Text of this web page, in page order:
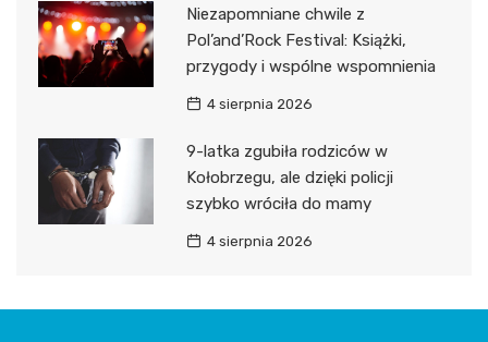
Niezapomniane chwile z
Pol’and’Rock Festival: Książki,
przygody i wspólne wspomnienia
4 sierpnia 2026
9-latka zgubiła rodziców w
Kołobrzegu, ale dzięki policji
szybko wróciła do mamy
4 sierpnia 2026